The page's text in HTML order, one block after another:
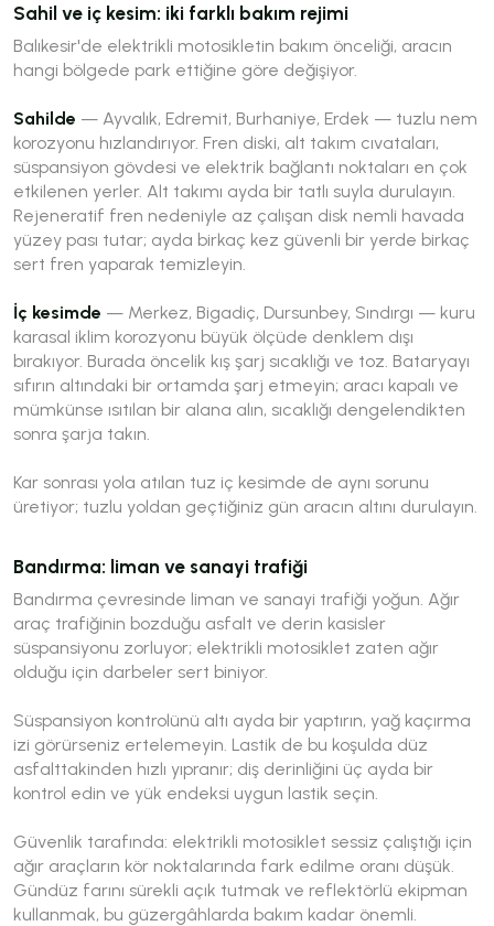
Sahil ve iç kesim: iki farklı bakım rejimi
Balıkesir'de elektrikli motosikletin bakım önceliği, aracın
hangi bölgede park ettiğine göre değişiyor.
Sahilde — Ayvalık, Edremit, Burhaniye, Erdek — tuzlu nem
korozyonu hızlandırıyor. Fren diski, alt takım cıvataları,
süspansiyon gövdesi ve elektrik bağlantı noktaları en çok
etkilenen yerler. Alt takımı ayda bir tatlı suyla durulayın.
Rejeneratif fren nedeniyle az çalışan disk nemli havada
yüzey pası tutar; ayda birkaç kez güvenli bir yerde birkaç
sert fren yaparak temizleyin.
İç kesimde — Merkez, Bigadiç, Dursunbey, Sındırgı — kuru
karasal iklim korozyonu büyük ölçüde denklem dışı
bırakıyor. Burada öncelik kış şarj sıcaklığı ve toz. Bataryayı
sıfırın altındaki bir ortamda şarj etmeyin; aracı kapalı ve
mümkünse ısıtılan bir alana alın, sıcaklığı dengelendikten
sonra şarja takın.
Kar sonrası yola atılan tuz iç kesimde de aynı sorunu
üretiyor; tuzlu yoldan geçtiğiniz gün aracın altını durulayın.
Bandırma: liman ve sanayi trafiği
Bandırma çevresinde liman ve sanayi trafiği yoğun. Ağır
araç trafiğinin bozduğu asfalt ve derin kasisler
süspansiyonu zorluyor; elektrikli motosiklet zaten ağır
olduğu için darbeler sert biniyor.
Süspansiyon kontrolünü altı ayda bir yaptırın, yağ kaçırma
izi görürseniz ertelemeyin. Lastik de bu koşulda düz
asfalttakinden hızlı yıpranır; diş derinliğini üç ayda bir
kontrol edin ve yük endeksi uygun lastik seçin.
Güvenlik tarafında: elektrikli motosiklet sessiz çalıştığı için
ağır araçların kör noktalarında fark edilme oranı düşük.
Gündüz farını sürekli açık tutmak ve reflektörlü ekipman
kullanmak, bu güzergâhlarda bakım kadar önemli.